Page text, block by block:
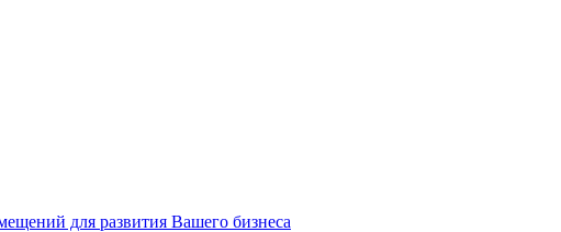
для развития Вашего бизнеса